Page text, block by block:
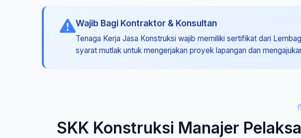
Wajib Bagi Kontraktor & Konsultan
Tenaga Kerja Jasa Konstruksi wajib memiliki sertifikat dari
syarat mutlak untuk mengerjakan proyek lapangan dan
SKK Konstruksi Manajer